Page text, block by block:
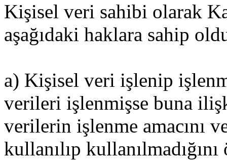
Kişisel veri sahibi olarak
aşağıdaki haklara sahip
a) Kişisel veri işlenip
verileri işlenmişse buna
verilerin işlenme amacını
kullanılıp